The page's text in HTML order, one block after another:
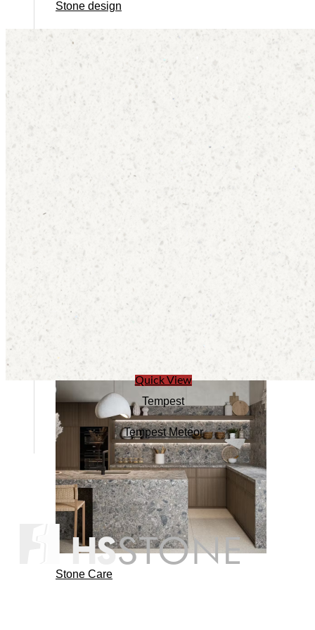
Stone design
Stone Construction
Stone Care
Quick View
Tempest
Tempest Meteor